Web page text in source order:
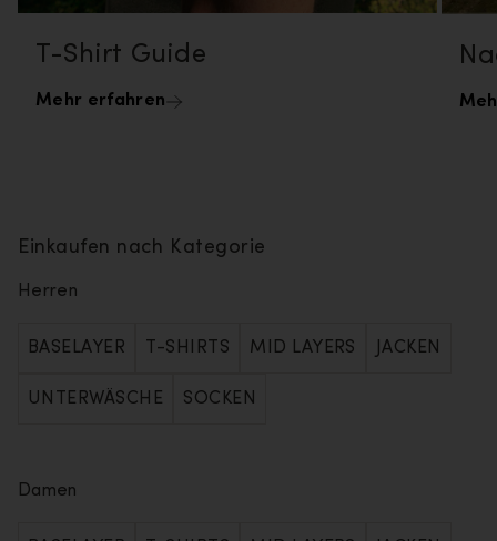
T-Shirt Guide
Mehr erfahren
Einkaufen nach Kategorie
Herren
BASELAYER T-SHIRTS MID LAYERS JACKEN
UNTERWÄSCHE SOCKEN
Damen